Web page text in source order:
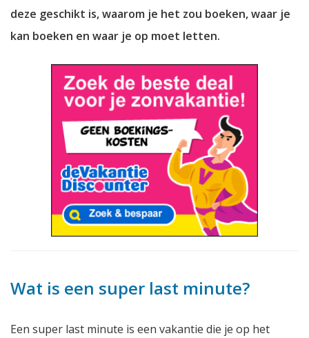
deze geschikt is, waarom je het zou boeken, waar je
kan boeken en waar je op moet letten.
Wat is een super last minute?
Een super last minute is een vakantie die je op het